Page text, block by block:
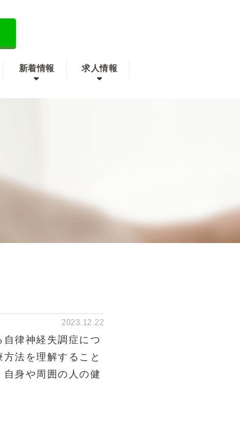
新着情報 求人情報
2023.12.22
律神経失調症につ
法を理解すること
身や周囲の人の健